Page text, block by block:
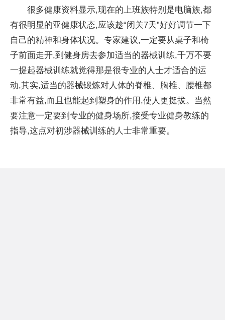
很多健康资料显示,现在的上班族特别是电脑族,都
有很明显的亚健康状态,应该趁“闭关7天”好好调节一下
自己的精神和身体状况。专家建议,一定要从桌子和椅
子前面走开,到健身房去参加适当的器械训练,千万不要
一提起器械训练就觉得那是很专业的人士才适合的运
动,其实,适当的器械锻炼对人体的脊椎、胸椎、腰椎都
非常有益,而且也能起到塑身的作用,使人更挺拔。当然
要注意一定要到专业的健身场所,接受专业健身教练的
指导,这点对初涉器械训练的人士非常重要。